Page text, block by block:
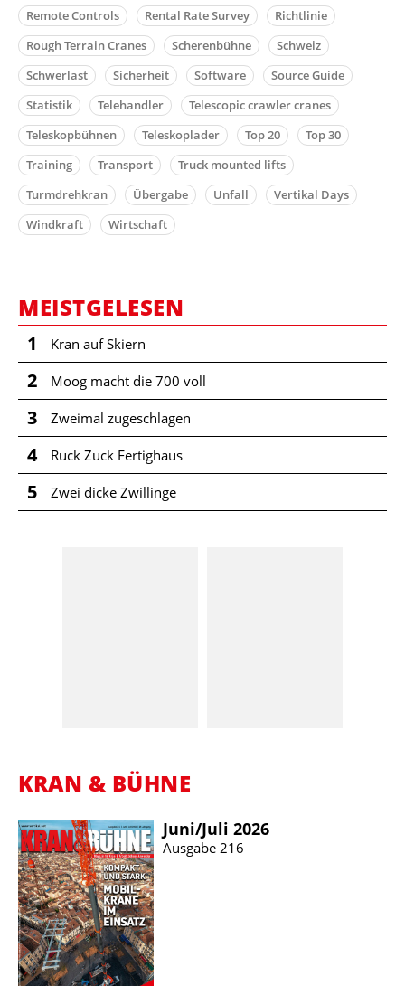
Remote Controls Rental Rate Survey
Richtlinie
Rough Terrain Cranes
Scherenbühne
Schweiz
Schwerlast
Sicherheit Software
Source Guide
Statistik
Telehandler
Telescopic crawler cranes
Teleskopbühnen
Teleskoplader Top 20
Top 30
Training
Transport
Truck mounted lifts
Turmdrehkran
Übergabe Unfall
Vertikal Days
Windkraft
Wirtschaft
MEISTGELESEN
1 Kran auf Skiern
2 Moog macht die 700 voll
3 Zweimal zugeschlagen
4 Ruck Zuck Fertighaus
5 Zwei dicke Zwillinge
KRAN & BÜHNE
Juni/​Juli 2026
Ausgabe 216